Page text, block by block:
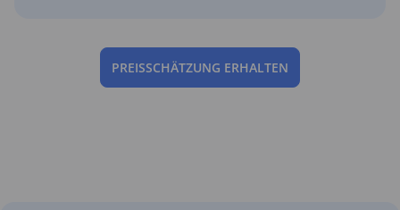
PREISSCHÄTZUNG ERHALTEN